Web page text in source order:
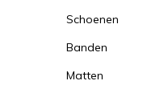
Schoenen
Banden
Matten